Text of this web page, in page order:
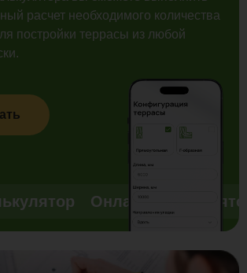
расчет необходимого количества
постройки террасы из любой
Онлайн-